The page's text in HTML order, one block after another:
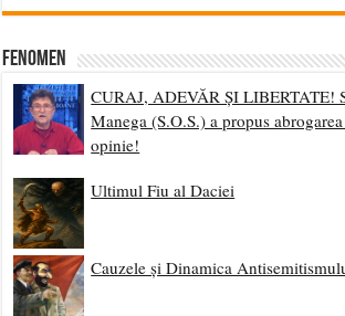
Fenomen
CURAJ, ADEVĂR ȘI LIBERTATE!
Manega (S.O.S.) a propus
opinie!
Ultimul Fiu al Daciei
Cauzele și Dinamica